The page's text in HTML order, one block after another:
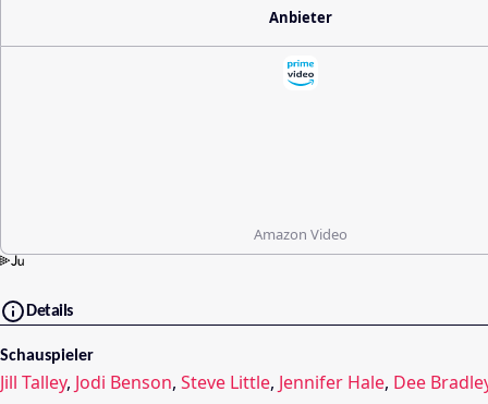
Anbieter
Amazon Video
Details
Schauspieler
Jill Talley, Jodi Benson, Steve Little, Jennifer Hale, Dee